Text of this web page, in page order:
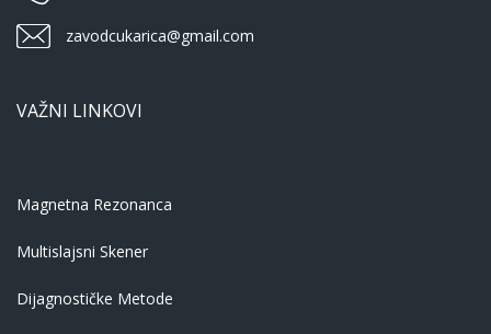
zavodcukarica@gmail.com
VAŽNI LINKOVI
Magnetna Rezonanca
Multislajsni Skener
Dijagnostičke Metode